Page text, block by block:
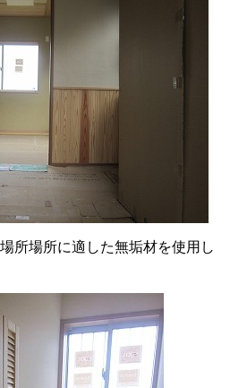
所場所に適した無垢材を使用し